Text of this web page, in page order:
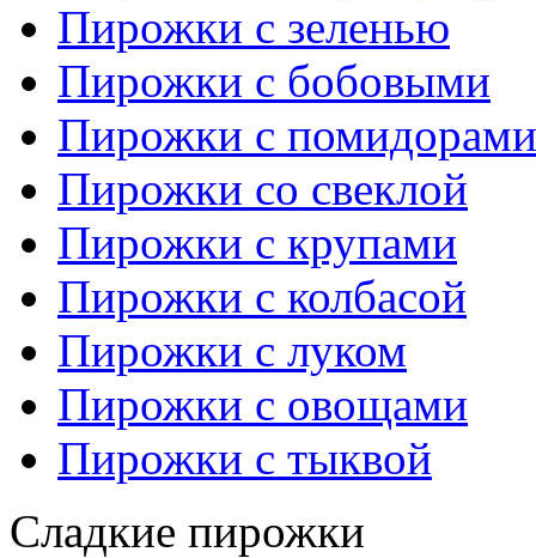
Пирожки с зеленью
Пирожки с бобовыми
Пирожки с помидорами
Пирожки со свеклой
Пирожки с крупами
Пирожки с колбасой
Пирожки с луком
Пирожки с овощами
Пирожки с тыквой
Сладкие пирожки